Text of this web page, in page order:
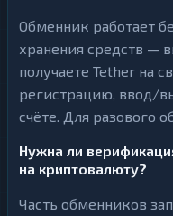
Обменник работает
хранения средств —
получаете Tether на
регистрацию, ввод/
счёте. Для разового
Нужна ли
на криптовалюту?
Часть обменников